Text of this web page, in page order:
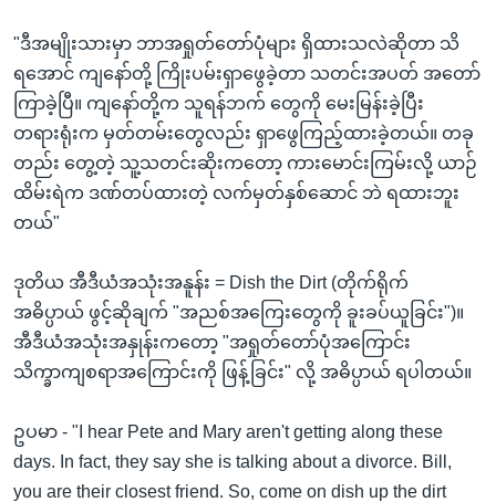
နေရာ
ကျော်
ရန်
"ဒီအမျိုးသားမှာ ဘာအရှုတ်တော်ပုံများ ရှိထားသလဲဆိုတာ သိ
ရအောင် ကျနော်တို့ ကြိုးပမ်းရှာဖွေခဲ့တာ သတင်းအပတ် အတော်
ကြာခဲ့ပြီ။ ကျနော်တို့က သူရန်ဘက် တွေကို မေးမြန်းခဲ့ပြီး
တရားရုံးက မှတ်တမ်းတွေလည်း ရှာဖွေကြည့်ထားခဲ့တယ်။ တခု
တည်း တွေ့တဲ့ သူ့သတင်းဆိုးကတော့ ကားမောင်းကြမ်းလို့ ယာဉ်
ထိမ်းရဲက ဒဏ်တပ်ထားတဲ့ လက်မှတ်နှစ်ဆောင် ဘဲ ရထားဘူး
တယ်"
ဒုတိယ အီဒီယံအသုံးအနူန်း = Dish the Dirt (တိုက်ရိုက်
အဓိပ္ပာယ် ဖွင့်ဆိုချက် "အညစ်အကြေးတွေကို ခူးခပ်ယူခြင်း")။
အီဒီယံအသုံးအနှုန်းကတော့ "အရှုတ်တော်ပုံအကြောင်း
သိက္ခာကျစရာအကြောင်းကို ဖြန့်ခြင်း" လို့ အဓိပ္ပာယ် ရပါတယ်။
ဥပမာ - "I hear Pete and Mary aren't getting along these
days. In fact, they say she is talking about a divorce. Bill,
you are their closest friend. So, come on dish up the dirt